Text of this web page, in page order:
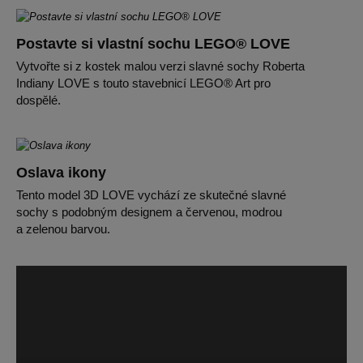
Postavte si vlastní sochu LEGO® LOVE
Vytvořte si z kostek malou verzi slavné sochy Roberta
Indiany LOVE s touto stavebnicí LEGO® Art pro
dospělé.
Oslava ikony
Tento model 3D LOVE vychází ze skutečné slavné
sochy s podobným designem a červenou, modrou
a zelenou barvou.